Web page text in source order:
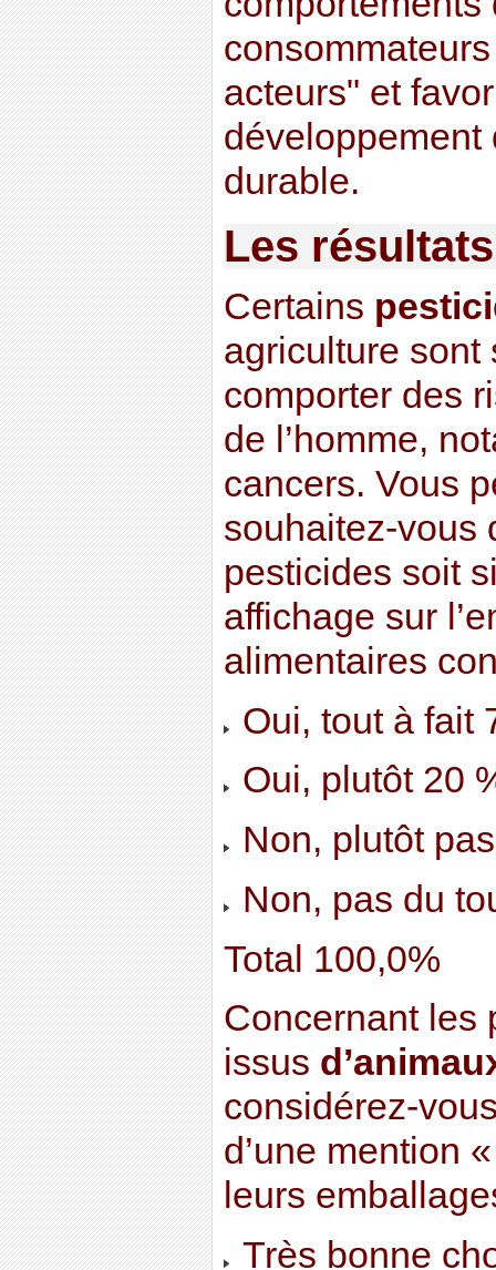
acteurs" et
développement
durable.
Les
Certains
agriculture sont
comporter des
de l’homme,
cancers. Vous
souhaitez-vous
pesticides soit
affichage sur
alimentaires
Oui, tout à fait
Oui, plutôt 20
Non, plutôt
Non, pas du
Total 100,0%
Concernant les
issus
considérez-
d’une mention
leurs
Très bonne